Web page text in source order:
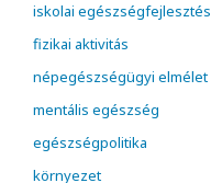
iskolai egészségfejlesztés
fizikai aktivitás
népegészségügyi elmélet
mentális egészség
egészségpolitika
környezet